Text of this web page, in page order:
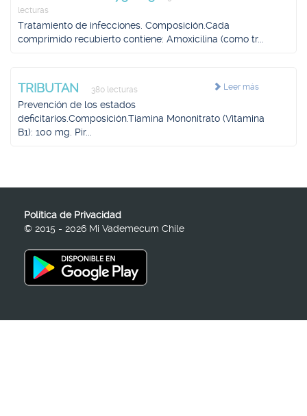
lecturas
Tratamiento de infecciones. Composición.Cada
comprimido recubierto contiene: Amoxicilina (como tr...
Leer más
TRIBUTAN 380 lecturas
Prevención de los estados
deficitarios.Composición.Tiamina Mononitrato (Vitamina
B1): 100 mg. Pir...
Política de Privacidad
© 2015 - 2026 Mi Vademecum Chile